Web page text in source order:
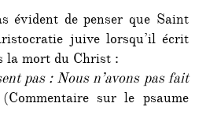
évident de penser que Saint
juive lorsqu’il écrit
la mort du Christ :
pas : Nous n’avons pas fait
sur le psaume